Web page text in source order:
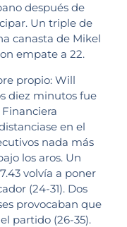
después de
Un triple de
canasta de Mikel
empate a 22.
propio: Will
diez minutos fue
en el
nada más
los aros. Un
volvía a poner
(24-31). Dos
provocaban que
partido (26-35).